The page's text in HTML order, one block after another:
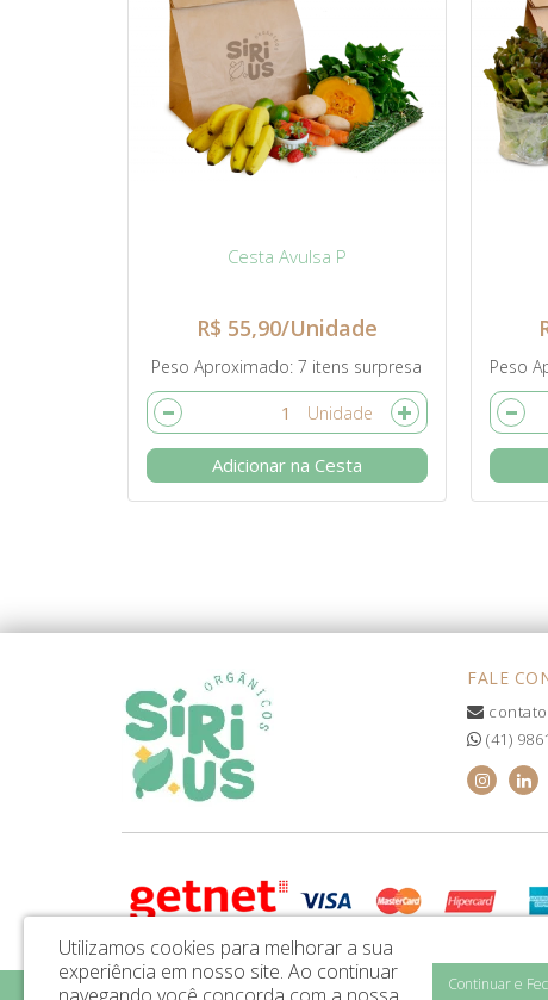
Cesta Avulsa P
Peso Aproximado 7 itens surpresa
R$ 55,90/Unidade
Adicionar na Cesta
Peso
FALE
(41)
Sírius Orgânicos LTDA - CNPJ: 46.589.863/0001-47
Utilizamos cookies para melhorar a sua
experiência em nosso site. Ao continuar
Continuar e